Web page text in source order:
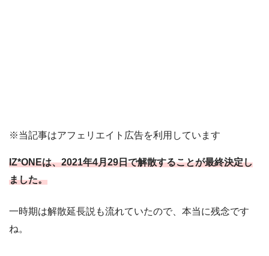
※当記事はアフェリエイト広告を利用しています
IZ*ONEは、2021年4月29日で解散することが最終決定し
ました。
一時期は解散延長説も流れていたので、本当に残念です
ね。